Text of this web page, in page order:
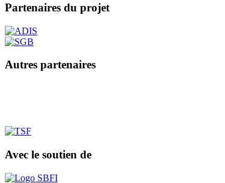
Partenaires du projet
Autres partenaires
Avec le soutien de